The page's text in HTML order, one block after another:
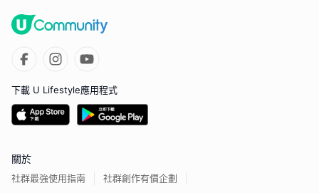
下載 U Lifestyle應用程式
關於
社群最強使用指南
社群創作有價企劃